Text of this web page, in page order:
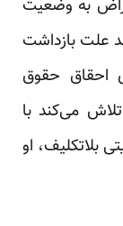
به وضعیت
علت بازداشت
احقاق حقوق
می‌کند با
بلاتکلیف، او